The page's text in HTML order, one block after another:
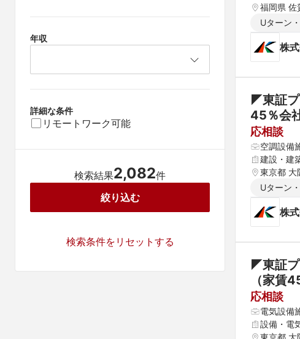
年収
詳細な条件
リモートワーク可能
検索結果2,082件
絞り込む
検索条件をリセットする
福岡県 佐
Uターン
株
◤東証プ
応相談
空調設備
建設・建
東京都 大
Uターン
株
◤東証プ
応相談
電気設備
設備・電
東京都 大